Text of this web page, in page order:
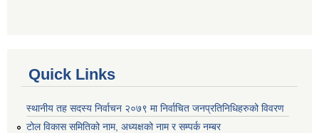
Quick Links
स्थानीय तह सदस्य निर्वाचन २०७९ मा निर्वाचित जनप्रतिनिधिहरुको विवरण
टोल विकास समितिको नाम, अध्यक्षको नाम र सम्पर्क नम्बर